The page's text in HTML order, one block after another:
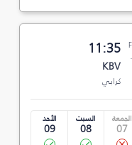
11:35
KBV
كرابي
الجمعة
07
السبت
08
الأحد
09